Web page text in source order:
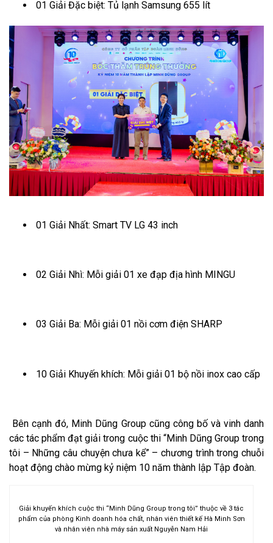
01 Giải Đặc biệt: Tủ lạnh Samsung 655 lít
01 Giải Nhất: Smart TV LG 43 inch
02 Giải Nhì: Mỗi giải 01 xe đạp địa hình MINGU
03 Giải Ba: Mỗi giải 01 nồi cơm điện SHARP
10 Giải Khuyến khích: Mỗi giải 01 bộ nồi inox cao cấp
Bên cạnh đó, Minh Dũng Group cũng công bố và vinh danh
các tác phẩm đạt giải trong cuộc thi “Minh Dũng Group trong
tôi – Những câu chuyện chưa kể” – chương trình trong chuỗi
hoạt động chào mừng kỷ niệm 10 năm thành lập Tập đoàn.
Giải khuyến khích cuộc thi “Minh Dũng Group trong tôi” thuộc về 3 tác
phẩm của phòng Kinh doanh hóa chất, nhân viên thiết kế Hà Minh Sơn
và nhân viên nhà máy sản xuất Nguyễn Nam Hải